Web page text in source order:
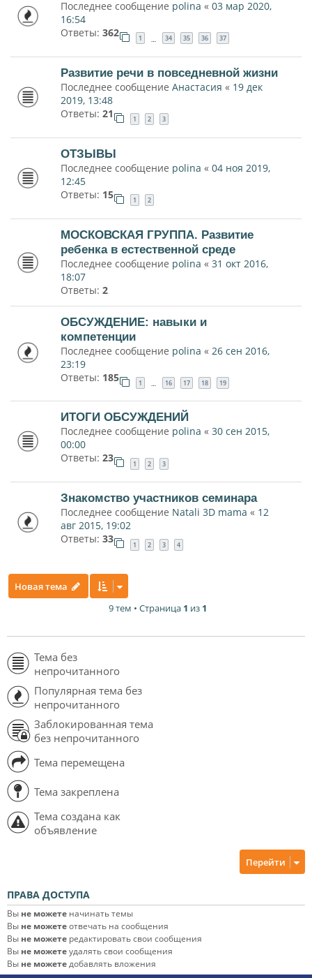
Последнее сообщение polina « 03 мар 2020,
16:54
Ответы: 362 1 … 34 35 36 37
Развитие речи в повседневной жизни
Последнее сообщение Анастасия « 19 дек
2019, 13:48
Ответы: 21 1 2 3
ОТЗЫВЫ
Последнее сообщение polina « 04 ноя 2019,
12:45
Ответы: 15 1 2
МОСКОВСКАЯ ГРУППА. Развитие
ребенка в естественной среде
Последнее сообщение polina « 31 окт 2016,
18:07
Ответы: 2
ОБСУЖДЕНИЕ: навыки и
компетенции
Последнее сообщение polina « 26 сен 2016,
23:19
Ответы: 185 1 … 16 17 18 19
ИТОГИ ОБСУЖДЕНИЙ
Последнее сообщение polina « 30 сен 2015,
00:00
Ответы: 23 1 2 3
Знакомство участников семинара
Последнее сообщение Natali 3D mama « 12
авг 2015, 19:02
Ответы: 33 1 2 3 4
Новая тема
9 тем • Страница 1 из 1
Тема без
непрочитанного
Популярная тема без
непрочитанного
Заблокированная тема
без непрочитанного
Тема перемещена
Тема закреплена
Тема создана как
объявление
Перейти
ПРАВА ДОСТУПА
Вы не можете начинать темы
Вы не можетеотвечать на сообщения
Вы не можете редактировать свои сообщения
Вы не можетеудалять свои сообщения
Вы не можетедобавлять вложения